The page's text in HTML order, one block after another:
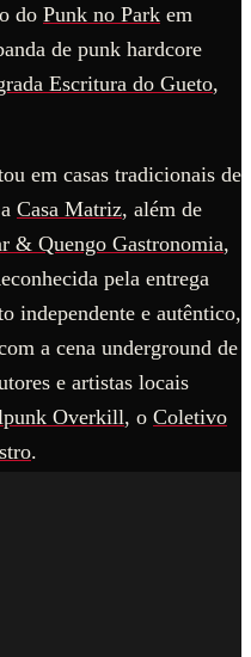
do Punk no Park em
de punk hardcore
Escritura do Gueto,
em casas tradicionais de
Casa Matriz, além de
& Quengo Gastronomia,
pela entrega
independente e autêntico,
a cena underground de
e artistas locais
Overkill, o Coletivo
.